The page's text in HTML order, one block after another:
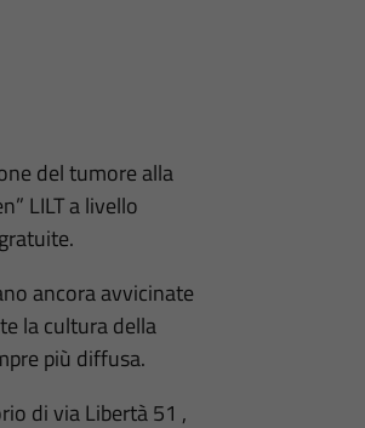
del tumore alla
LILT a livello
ancora avvicinate
la cultura della
più diffusa.
di via Libertà 51 ,